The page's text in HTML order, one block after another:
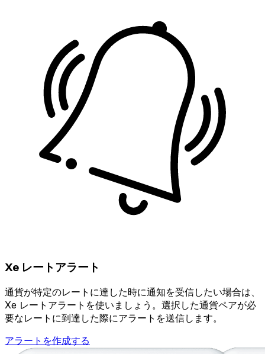
Xe レートアラート
通貨が特定のレートに達した時に通知を受信したい場合は、
Xe レートアラートを使いましょう。選択した通貨ペアが必
要なレートに到達した際にアラートを送信します。
アラートを作成する